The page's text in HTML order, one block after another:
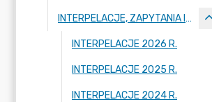
INTERPELACJE, ZAPYTANIA I ODPOWIEDZI
INTERPELACJE 2026 R.
INTERPELACJE 2025 R.
INTERPELACJE 2024 R.